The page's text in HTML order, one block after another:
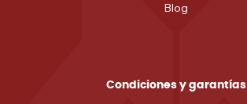
Blog
Condiciones y garantías